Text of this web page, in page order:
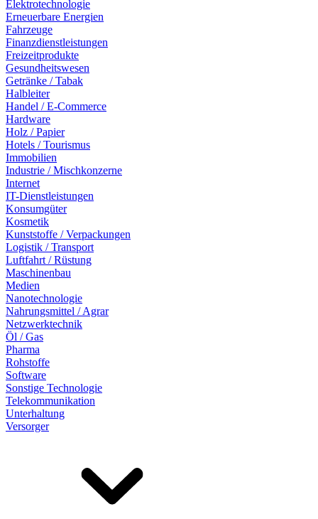
Elektrotechnologie
Erneuerbare Energien
Fahrzeuge
Finanzdienstleistungen
Freizeitprodukte
Gesundheitswesen
Getränke / Tabak
Halbleiter
Handel / E-Commerce
Hardware
Holz / Papier
Hotels / Tourismus
Immobilien
Industrie / Mischkonzerne
Internet
IT-Dienstleistungen
Konsumgüter
Kosmetik
Kunststoffe / Verpackungen
Logistik / Transport
Luftfahrt / Rüstung
Maschinenbau
Medien
Nanotechnologie
Nahrungsmittel / Agrar
Netzwerktechnik
Öl / Gas
Pharma
Rohstoffe
Software
Sonstige Technologie
Telekommunikation
Unterhaltung
Versorger